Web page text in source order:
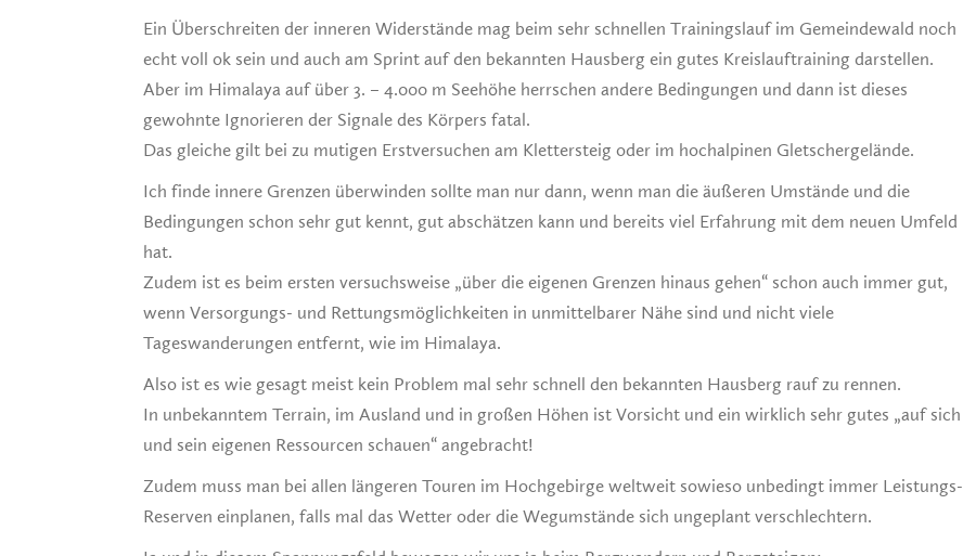
Ein Überschreiten der inneren Widerstände mag beim sehr schnellen Trainingslauf im Gemeindewald noch
echt voll ok sein und auch am Sprint auf den bekannten Hausberg ein gutes Kreislauftraining darstellen.
Aber im Himalaya auf über 3. – 4.000 m Seehöhe herrschen andere Bedingungen und dann ist dieses
gewohnte Ignorieren der Signale des Körpers fatal.
Das gleiche gilt bei zu mutigen Erstversuchen am Klettersteig oder im hochalpinen Gletschergelände.
Ich finde innere Grenzen überwinden sollte man nur dann, wenn man die äußeren Umstände und die
Bedingungen schon sehr gut kennt, gut abschätzen kann und bereits viel Erfahrung mit dem neuen Umfeld
hat.
Zudem ist es beim ersten versuchsweise „über die eigenen Grenzen hinaus gehen“ schon auch immer gut,
wenn Versorgungs- und Rettungsmöglichkeiten in unmittelbarer Nähe sind und nicht viele
Tageswanderungen entfernt, wie im Himalaya.
Also ist es wie gesagt meist kein Problem mal sehr schnell den bekannten Hausberg rauf zu rennen.
In unbekanntem Terrain, im Ausland und in großen Höhen ist Vorsicht und ein wirklich sehr gutes „auf sich
und sein eigenen Ressourcen schauen“ angebracht!
Zudem muss man bei allen längeren Touren im Hochgebirge weltweit sowieso unbedingt immer Leistungs-
Reserven einplanen, falls mal das Wetter oder die Wegumstände sich ungeplant verschlechtern.